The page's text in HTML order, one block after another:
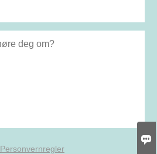
Personvernregler
